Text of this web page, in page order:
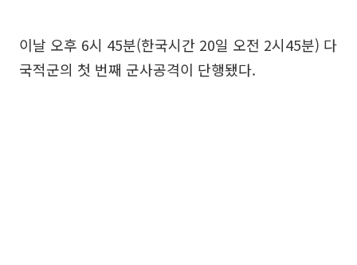
이날 오후 6시 45분(한국시간 20일 오전 2시45분) 다
국적군의 첫 번째 군사공격이 단행됐다.